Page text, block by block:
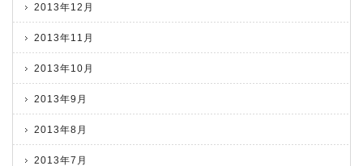
2013年12月
2013年11月
2013年10月
2013年9月
2013年8月
2013年7月